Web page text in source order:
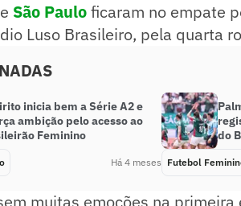
e São Pauloficaram no empate
Luso Brasileiro, pela quarta
inicia bem a Série A2 e
ambição pelo acesso ao
Feminino
Há 4 meses
do
Futebol